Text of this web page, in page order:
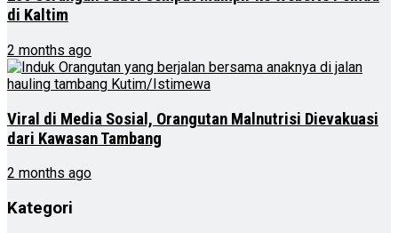
di Kaltim
2 months ago
Viral di Media Sosial, Orangutan Malnutrisi Dievakuasi
dari Kawasan Tambang
2 months ago
Kategori